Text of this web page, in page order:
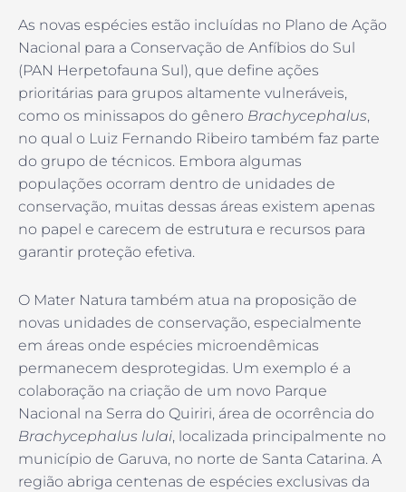
As novas espécies estão incluídas no Plano de Ação
Nacional para a Conservação de Anfíbios do Sul
(PAN Herpetofauna Sul), que define ações
prioritárias para grupos altamente vulneráveis,
como os minissapos do gênero Brachycephalus,
no qual o Luiz Fernando Ribeiro também faz parte
do grupo de técnicos. Embora algumas
populações ocorram dentro de unidades de
conservação, muitas dessas áreas existem apenas
no papel e carecem de estrutura e recursos para
garantir proteção efetiva.
O Mater Natura também atua na proposição de
novas unidades de conservação, especialmente
em áreas onde espécies microendêmicas
permanecem desprotegidas. Um exemplo é a
colaboração na criação de um novo Parque
Nacional na Serra do Quiriri, área de ocorrência do
Brachycephalus lulai, localizada principalmente no
município de Garuva, no norte de Santa Catarina. A
região abriga centenas de espécies exclusivas da